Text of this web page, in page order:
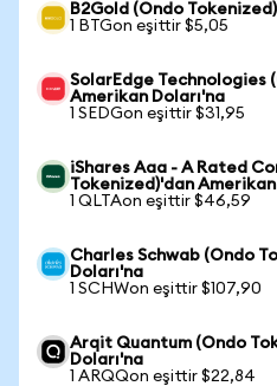
B2Gold (Ondo
1 BTGon eşittir $5,05
SolarEdge Technologies
Amerikan Doları'na
1 SEDGon eşittir $31,95
iShares Aaa - A Rated
Tokenized)'dan Amerikan
1 QLTAon eşittir $46,59
Charles Schwab (Ondo
Doları'na
1 SCHWon eşittir $107,90
Arqit Quantum (Ondo
Doları'na
1 ARQQon eşittir $22,84